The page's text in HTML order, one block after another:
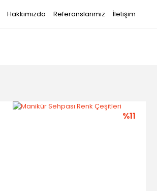
Hakkımızda Referanslarımız İletişim
%11